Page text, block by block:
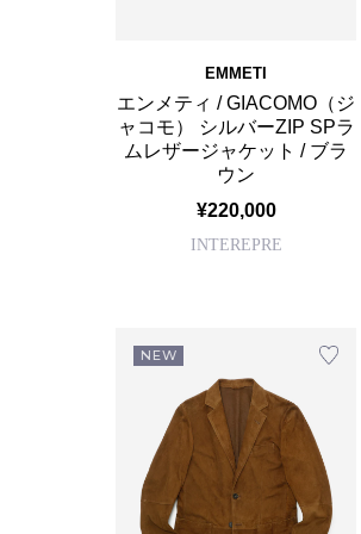
EMMETI
エンメティ / GIACOMO（ジ
ャコモ） シルバーZIP SPラ
ムレザージャケット / ブラ
ウン
¥220,000
INTEREPRE
NEW